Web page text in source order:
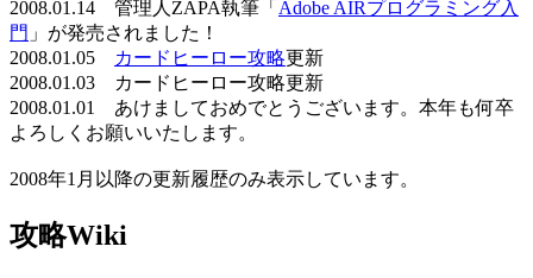
2008.01.14 管理人ZAPA執筆「 Adobe AIRプログラミング入
門 」が発売されました！
2008.01.05
カードヒーロー攻略更新
2008.01.03 カードヒーロー攻略更新
2008.01.01 あけましておめでとうございます。本年も何卒
よろしくお願いいたします。
2008年1月以降の更新履歴のみ表示しています。
攻略Wiki